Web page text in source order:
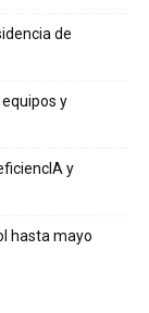
de
y
y
hasta mayo